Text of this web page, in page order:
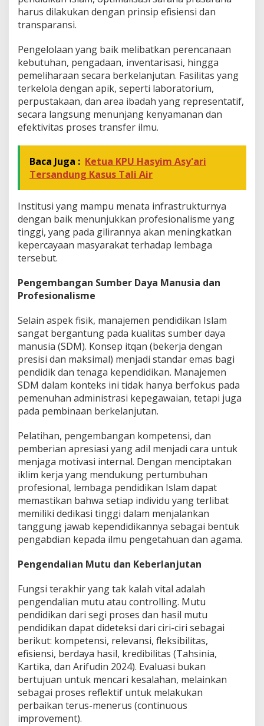
harus dilakukan dengan prinsip efisiensi dan
transparansi.
Pengelolaan yang baik melibatkan perencanaan
kebutuhan, pengadaan, inventarisasi, hingga
pemeliharaan secara berkelanjutan. Fasilitas yang
terkelola dengan apik, seperti laboratorium,
perpustakaan, dan area ibadah yang representatif,
secara langsung menunjang kenyamanan dan
efektivitas proses transfer ilmu.
Baca Juga : Ketua KPU Hasyim Asy'ari
Tersandung Kasus Tali Air
Institusi yang mampu menata infrastrukturnya
dengan baik menunjukkan profesionalisme yang
tinggi, yang pada gilirannya akan meningkatkan
kepercayaan masyarakat terhadap lembaga
tersebut.
Pengembangan Sumber Daya Manusia dan
Profesionalisme
Selain aspek fisik, manajemen pendidikan Islam
sangat bergantung pada kualitas sumber daya
manusia (SDM). Konsep itqan (bekerja dengan
presisi dan maksimal) menjadi standar emas bagi
pendidik dan tenaga kependidikan. Manajemen
SDM dalam konteks ini tidak hanya berfokus pada
pemenuhan administrasi kepegawaian, tetapi juga
pada pembinaan berkelanjutan.
Pelatihan, pengembangan kompetensi, dan
pemberian apresiasi yang adil menjadi cara untuk
menjaga motivasi internal. Dengan menciptakan
iklim kerja yang mendukung pertumbuhan
profesional, lembaga pendidikan Islam dapat
memastikan bahwa setiap individu yang terlibat
memiliki dedikasi tinggi dalam menjalankan
tanggung jawab kependidikannya sebagai bentuk
pengabdian kepada ilmu pengetahuan dan agama.
Pengendalian Mutu dan Keberlanjutan
Fungsi terakhir yang tak kalah vital adalah
pengendalian mutu atau controlling. Mutu
pendidikan dari segi proses dan hasil mutu
pendidikan dapat dideteksi dari ciri-ciri sebagai
berikut: kompetensi, relevansi, fleksibilitas,
efisiensi, berdaya hasil, kredibilitas (Tahsinia,
Kartika, dan Arifudin 2024). Evaluasi bukan
bertujuan untuk mencari kesalahan, melainkan
sebagai proses reflektif untuk melakukan
perbaikan terus-menerus (continuous
improvement).